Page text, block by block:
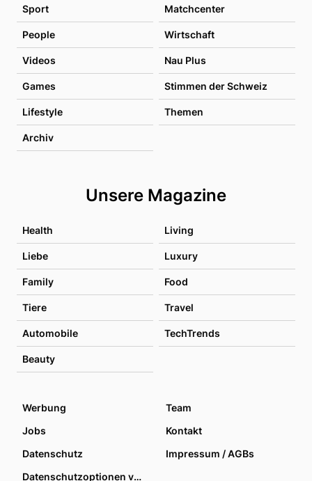
Sport Matchcenter
People Wirtschaft
Videos Nau Plus
Games Stimmen der Schweiz
Lifestyle Themen
Archiv
Unsere Magazine
Health Living
Liebe Luxury
Family Food
Tiere Travel
Automobile TechTrends
Beauty
Werbung
Team
Jobs
Kontakt
Datenschutz
Impressum / AGBs
Datenschutzoptionen verwalten